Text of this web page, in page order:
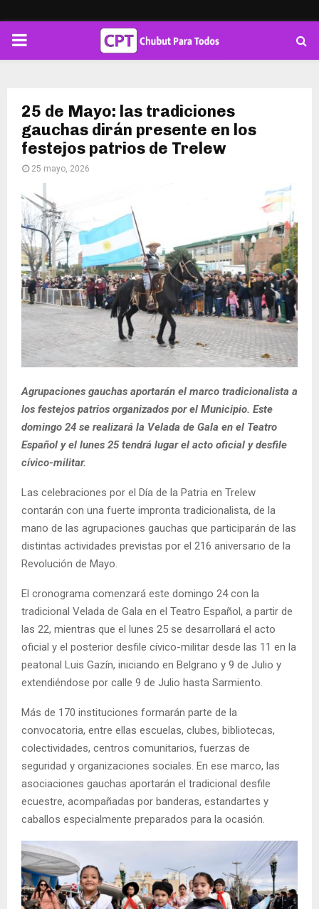
PRIMARY
25 de Mayo: las tradiciones
gauchas dirán presente en los
festejos patrios de Trelew
25 mayo, 2026
Agrupaciones gauchas aportarán el marco tradicionalista a
los festejos patrios organizados por el Municipio. Este
domingo 24 se realizará la Velada de Gala en el Teatro
Español y el lunes 25 tendrá lugar el acto oficial y desfile
cívico-militar.
Las celebraciones por el Día de la Patria en Trelew
contarán con una fuerte impronta tradicionalista, de la
mano de las agrupaciones gauchas que participarán de las
distintas actividades previstas por el 216 aniversario de la
Revolución de Mayo.
El cronograma comenzará este domingo 24 con la
tradicional Velada de Gala en el Teatro Español, a partir de
las 22, mientras que el lunes 25 se desarrollará el acto
oficial y el posterior desfile cívico-militar desde las 11 en la
peatonal Luis Gazín, iniciando en Belgrano y 9 de Julio y
extendiéndose por calle 9 de Julio hasta Sarmiento.
Más de 170 instituciones formarán parte de la
convocatoria, entre ellas escuelas, clubes, bibliotecas,
colectividades, centros comunitarios, fuerzas de
seguridad y organizaciones sociales. En ese marco, las
asociaciones gauchas aportarán el tradicional desfile
ecuestre, acompañadas por banderas, estandartes y
caballos especialmente preparados para la ocasión.